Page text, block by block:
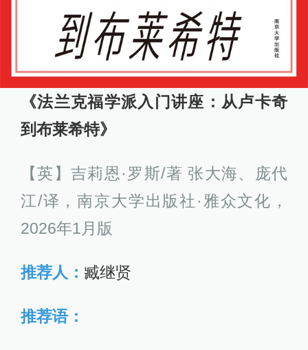
《法兰克福学派入门讲座：从卢卡奇
到布莱希特》
【英】吉莉恩·罗斯/著 张大海、庞代
江/译，南京大学出版社·雅众文化，
2026年1月版
推荐人： 臧继贤
推荐语：